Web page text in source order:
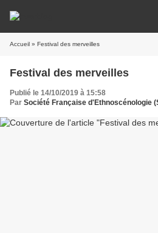
Accueil » Festival des merveilles
Festival des merveilles
Publié le 14/10/2019 à 15:58
Par Société Française d'Ethnoscénologie